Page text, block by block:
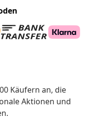
Käufern an, die
Aktionen und